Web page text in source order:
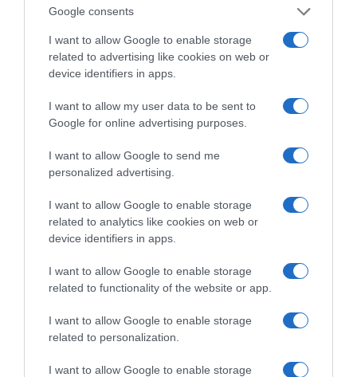
Google consents
I want to allow Google to enable storage
related to advertising like cookies on web or
device identifiers in apps.
I want to allow my user data to be sent to
Google for online advertising purposes.
I want to allow Google to send me
personalized advertising.
I want to allow Google to enable storage
related to analytics like cookies on web or
device identifiers in apps.
I want to allow Google to enable storage
related to functionality of the website or app.
I want to allow Google to enable storage
related to personalization.
I want to allow Google to enable storage
Live ενημέρωση για Κηφισό, Αττική Οδό και κέντρο Αθήνας από το
paron.gr
ΤΟ ΠΑΡΟΝ ΤΗΣ ΚΥΡΙΑΚΗΣ